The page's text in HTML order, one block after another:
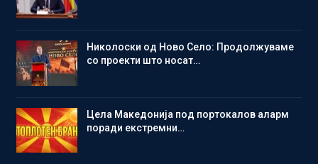
Николоски од Ново Село: Продолжуваме
со проекти што носат…
Цела Македонија под портокалов аларм
поради екстремни…